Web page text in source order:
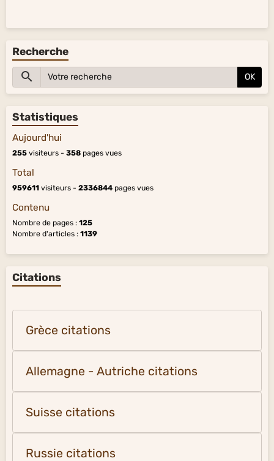
Recherche
OK
Statistiques
Aujourd'hui
255 visiteurs - 358 pages vues
Total
959611 visiteurs - 2336844 pages vues
Contenu
Nombre de pages : 125
Nombre d'articles : 1139
Citations
Grèce citations
Allemagne - Autriche citations
Suisse citations
Russie citations